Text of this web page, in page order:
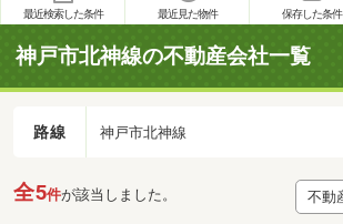
最近検索した条件 最近見た物件 保存した条件
神戸市北神線の不動産会社一覧
路線 神戸市北神線
全5件が該当しました。